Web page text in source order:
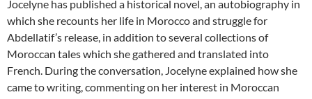
Jocelyne has published a historical novel, an autobiography in
which she recounts her life in Morocco and struggle for
Abdellatif’s release, in addition to several collections of
Moroccan tales which she gathered and translated into
French. During the conversation, Jocelyne explained how she
came to writing, commenting on her interest in Moroccan